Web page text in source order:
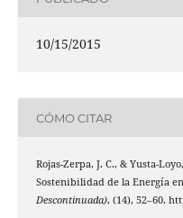
10/15/2015
CÓMO CITAR
Rojas-Zerpa, J. C., & Yusta-
Sostenibilidad de la Energía
Descontinuada), (14), 52–60.